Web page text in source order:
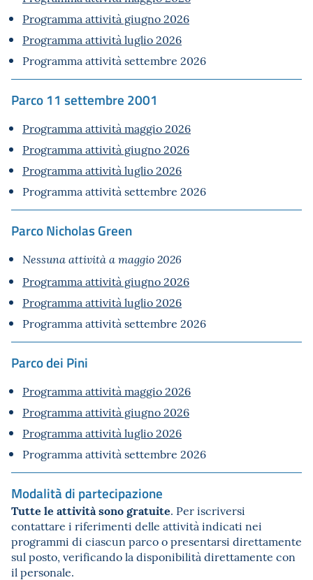
Programma attività giugno 2026
Programma attività luglio 2026
Programma attività settembre 2026
Parco 11 settembre 2001
Programma attività maggio 2026
Programma attività giugno 2026
Programma attività luglio 2026
Programma attività settembre 2026
Parco Nicholas Green
Nessuna attività a maggio 2026
Programma attività giugno 2026
Programma attività luglio 2026
Programma attività settembre 2026
Parco dei Pini
Programma attività maggio 2026
Programma attività giugno 2026
Programma attività luglio 2026
Programma attività settembre 2026
Modalità di partecipazione
Tutte le attività sono gratuite. Per iscriversi
contattare i riferimenti delle attività indicati nei
programmi di ciascun parco o presentarsi direttamente
sul posto, verificando la disponibilità direttamente con
il personale.